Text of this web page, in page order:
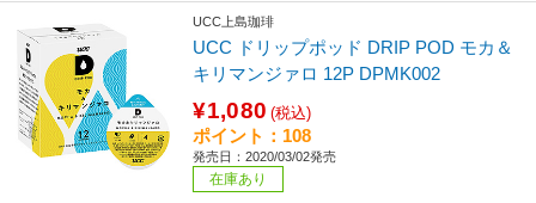
UCC上島珈琲
UCC ドリップポッド DRIP POD モカ＆
キリマンジァロ 12P DPMK002
¥1,080 (税込)
ポイント：108
発売日：2020/03/02発売
在庫あり